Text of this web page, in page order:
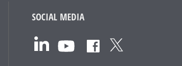
SOCIAL MEDIA